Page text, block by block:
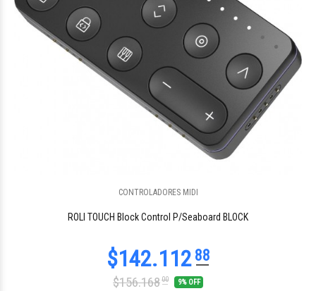
CONTROLADORES MIDI
ROLI TOUCH Block Control P/Seaboard BLOCK
$156.16800 9% OFF